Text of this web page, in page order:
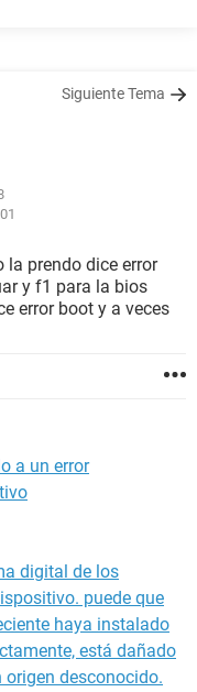
Siguiente Tema
prendo dice error
y f1 para la bios
error boot y a veces
a un error
digital de los
puede que
haya instalado
está dañado
desconocido.